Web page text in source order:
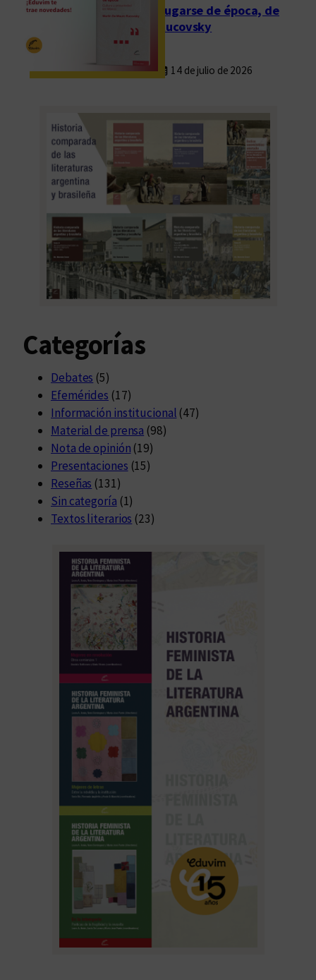
Fugarse de época, de
Rucovsky
14 de julio de 2026
Categorías
Debates (5)
Efemérides (17)
Información institucional (47)
Material de prensa (98)
Nota de opinión (19)
Presentaciones (15)
Reseñas (131)
Sin categoría (1)
Textos literarios (23)